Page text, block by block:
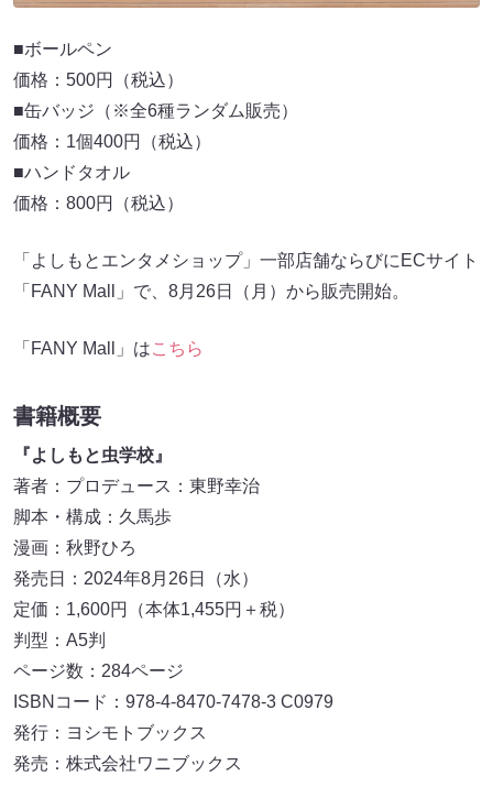
■ボールペン
価格：500円（税込）
■缶バッジ（※全6種ランダム販売）
価格：1個400円（税込）
■ハンドタオル
価格：800円（税込）
「よしもとエンタメショップ」一部店舗ならびにECサイト
「FANY Mall」で、8月26日（月）から販売開始。
「FANY Mall」はこちら
書籍概要
『よしもと虫学校』
著者：プロデュース：東野幸治
脚本・構成：久馬歩
漫画：秋野ひろ
発売日：2024年8月26日（水）
定価：1,600円（本体1,455円＋税）
判型：A5判
ページ数：284ページ
ISBNコード：978-4-8470-7478-3 C0979
発行：ヨシモトブックス
発売：株式会社ワニブックス